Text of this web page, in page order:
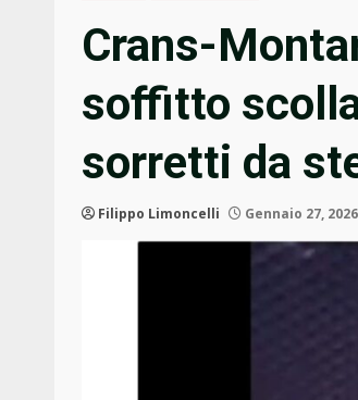
Crans-
soffitto
sorretti da
Filippo Limoncelli Gennaio 27, 2026